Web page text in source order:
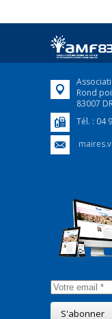
Afin
FEUILLETER
Rond
83007
Tél. : 04